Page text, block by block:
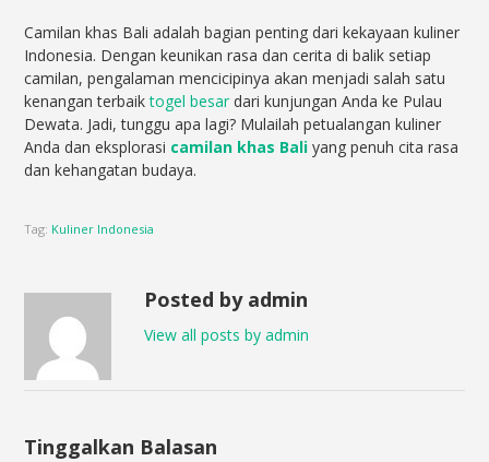
Camilan khas Bali adalah bagian penting dari kekayaan kuliner
Indonesia. Dengan keunikan rasa dan cerita di balik setiap
camilan, pengalaman mencicipinya akan menjadi salah satu
kenangan terbaiktogel besar dari kunjungan Anda ke Pulau
Dewata. Jadi, tunggu apa lagi? Mulailah petualangan kuliner
Anda dan eksplorasi camilan khas Bali yang penuh cita rasa
dan kehangatan budaya.
Tag: Kuliner Indonesia
Posted by admin
View all posts by admin
Tinggalkan Balasan